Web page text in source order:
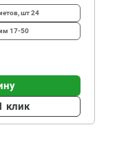
шт24
17-50
клик